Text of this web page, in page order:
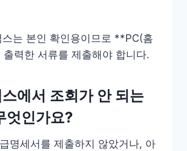
스는 본인 확인용이므로 **PC(홈
력한 서류를 제출해야 합니다.
에서 조회가 안 되는
엇인가요?
명세서를 제출하지 않았거나, 아